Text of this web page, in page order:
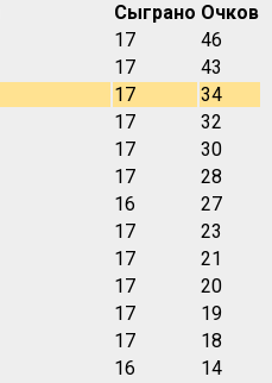
Сыграно Очков
17
46
17
43
17
34
17
32
17
30
17
28
16
27
17
23
17
21
17
20
17
19
17
18
16
14